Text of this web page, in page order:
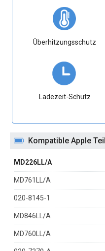
Überhitzungsschutz
Ladezeit-Schutz
Kompatible Apple
MD226LL/A
MD761LL/A
020-8145-1
MD846LL/A
MD760LL/A